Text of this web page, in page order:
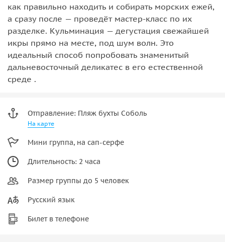
как правильно находить и собирать морских ежей,
а сразу после — проведёт мастер-класс по их
разделке. Кульминация — дегустация свежайшей
икры прямо на месте, под шум волн. Это
идеальный способ попробовать знаменитый
дальневосточный деликатес в его естественной
среде .
Отправление: Пляж бухты Соболь
На карте
Мини группа, на сап-серфе
Длительность: 2 часа
Размер группы до 5 человек
Русский язык
Билет в телефоне